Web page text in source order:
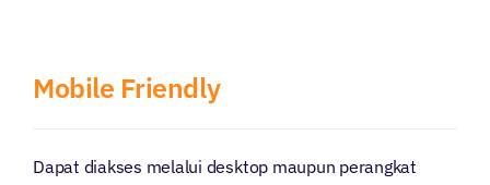
Mobile Friendly
Dapat diakses melalui desktop maupun perangkat